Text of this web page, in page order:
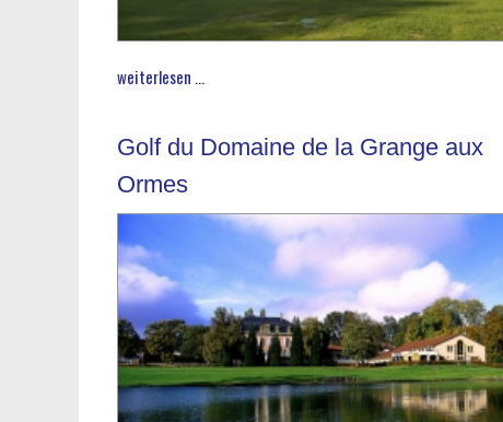
weiterlesen ...
Golf du Domaine de la Grange aux
Ormes